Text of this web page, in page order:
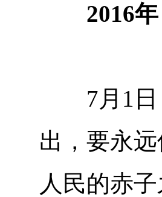
2016年
7月1日
出，要永
人民的赤